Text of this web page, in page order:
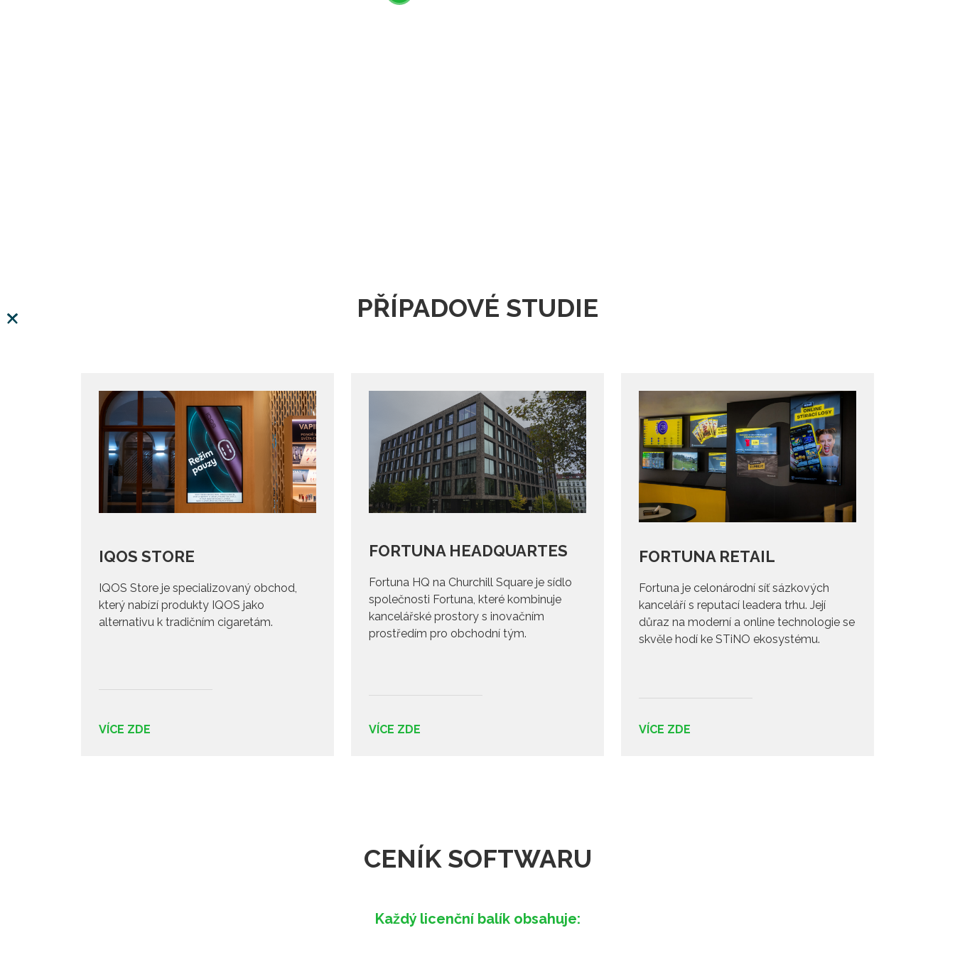
PŘÍPADOVÉ STUDIE
IQOS STORE
IQOS Store je specializovaný obchod,
který nabízí produkty IQOS jako
alternativu k tradičním cigaretám.
VÍCE ZDE
FORTUNA HEADQUARTES
Fortuna HQ na Churchill Square je sídlo
společnosti Fortuna, které kombinuje
kancelářské prostory s inovačním
prostředím pro obchodní tým.
VÍCE ZDE
FORTUNA RETAIL
Fortuna je celonárodní síť sázkových
kanceláří s reputací leadera trhu. Její
důraz na moderní a online technologie se
skvěle hodí ke STiNO ekosystému.
VÍCE ZDE
CENÍK SOFTWARU
Každý licenční balík obsahuje: